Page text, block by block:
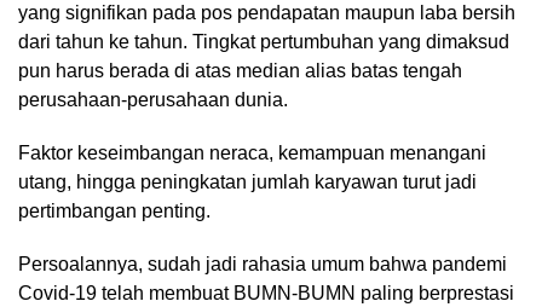
yang signifikan pada pos pendapatan maupun laba bersih
dari tahun ke tahun. Tingkat pertumbuhan yang dimaksud
pun harus berada di atas median alias batas tengah
perusahaan-perusahaan dunia.
Faktor keseimbangan neraca, kemampuan menangani
utang, hingga peningkatan jumlah karyawan turut jadi
pertimbangan penting.
Persoalannya, sudah jadi rahasia umum bahwa pandemi
Covid-19 telah membuat BUMN-BUMN paling berprestasi